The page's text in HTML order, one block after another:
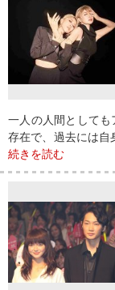
一人の人間として
存在で、過去には自
続きを読む